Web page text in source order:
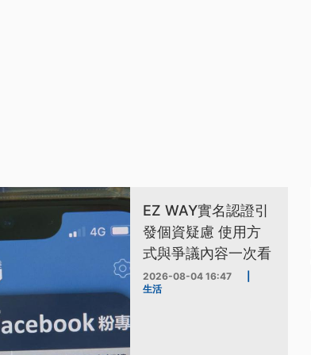
EZ WAY實名認證引
發個資疑慮 使用方
式與爭議內容一次看
2026-08-04 16:47
生活